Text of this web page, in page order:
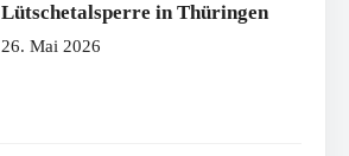
Lütschetalsperre in Thüringen
26. Mai 2026